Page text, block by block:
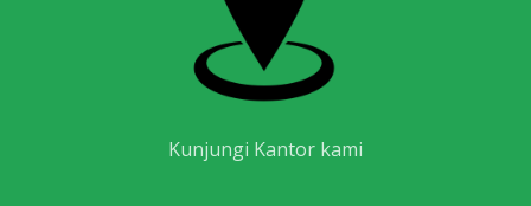
Kunjungi Kantor kami